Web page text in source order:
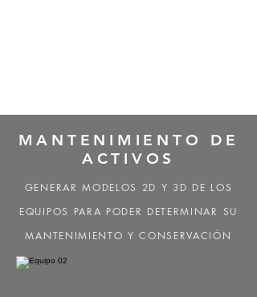
MANTENIMIENTO DE
ACTIVOS
GENERAR MODELOS 2D Y 3D DE LOS
EQUIPOS PARA PODER DETERMINAR SU
MANTENIMIENTO Y CONSERVACIÓN